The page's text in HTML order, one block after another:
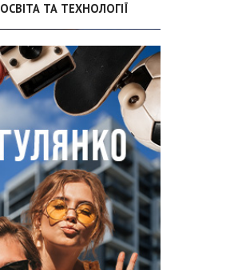
ОСВІТА ТА ТЕХНОЛОГІЇ